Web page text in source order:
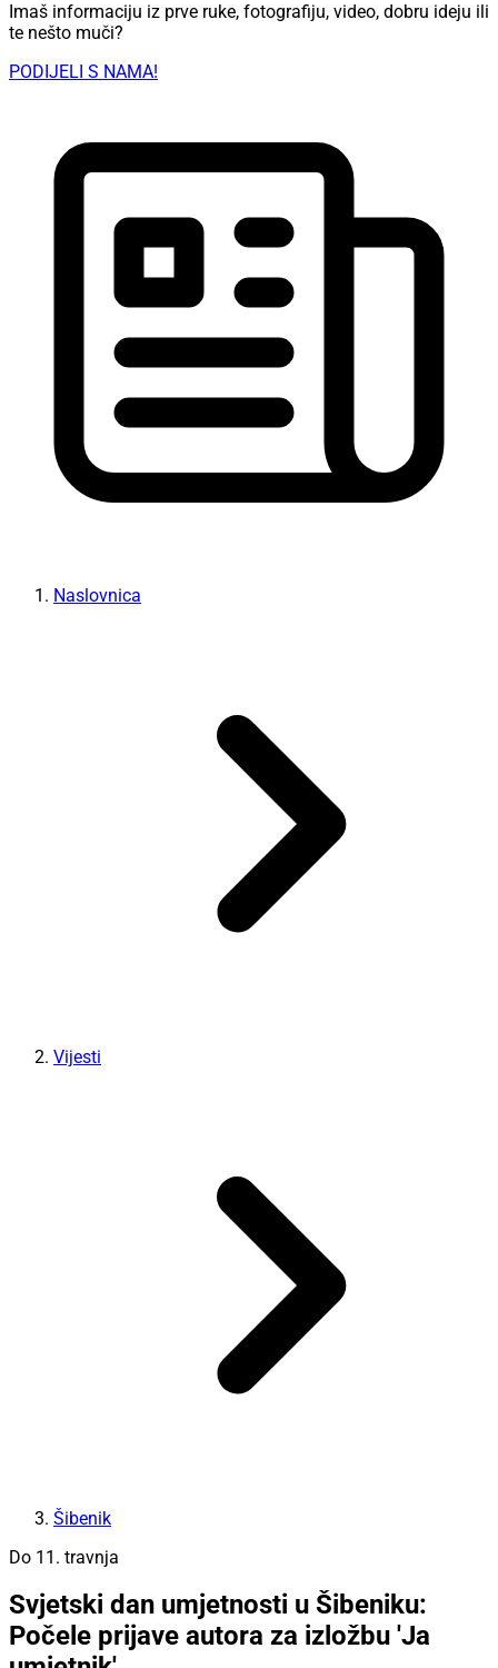
Imaš informaciju iz prve ruke, fotografiju, video, dobru ideju ili
te nešto muči?
PODIJELI S NAMA!
Naslovnica
Vijesti
Šibenik
Do 11. travnja
Svjetski dan umjetnosti u Šibeniku:
Počele prijave autora za izložbu 'Ja